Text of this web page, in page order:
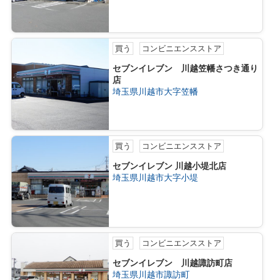
買う コンビニエンスストア
セブンイレブン 川越笠幡さつき通り
店
埼玉県川越市大字笠幡
買う コンビニエンスストア
セブンイレブン 川越小堤北店
埼玉県川越市大字小堤
買う コンビニエンスストア
セブンイレブン 川越諏訪町店
埼玉県川越市諏訪町